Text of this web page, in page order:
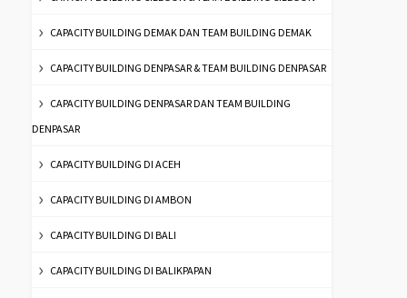
CAPACITY BUILDING DEMAK DAN TEAM BUILDING DEMAK
CAPACITY BUILDING DENPASAR & TEAM BUILDING DENPASAR
CAPACITY BUILDING DENPASAR DAN TEAM BUILDING
DENPASAR
CAPACITY BUILDING DI ACEH
CAPACITY BUILDING DI AMBON
CAPACITY BUILDING DI BALI
CAPACITY BUILDING DI BALIKPAPAN